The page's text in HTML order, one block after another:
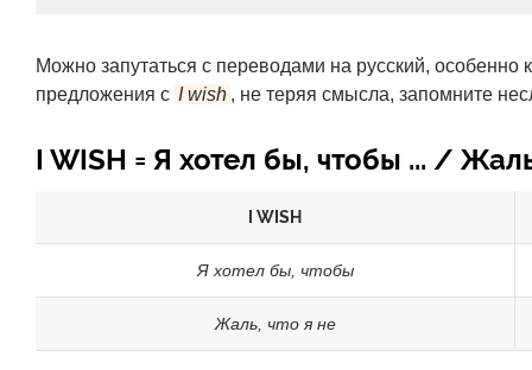
Можно запутаться с переводами на русский,
предложения с I wish , не теряя смысла, запомните
I WISH = Я хотел бы, чтобы ... /
I WISH
Я хотел бы, чтобы
Жаль, что я не